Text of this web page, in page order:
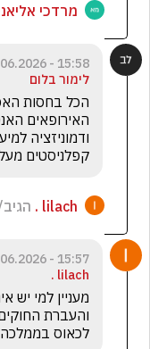
מרדכי
15:58 - 11.06.2026
לימור בלום
קפלניסטים
lilach .
15:57 - 11.06.2026
lilach .
לכאוס